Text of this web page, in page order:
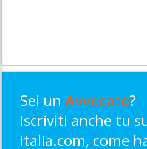
Sei unAvvocato?
Iscriviti anche tu
italia.com, come